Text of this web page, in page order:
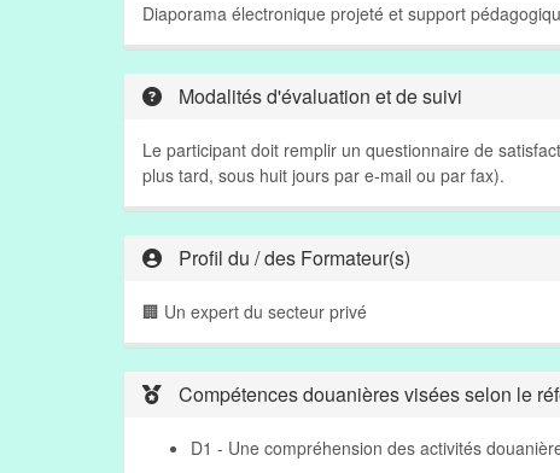
Diaporama électronique projeté et support
Modalités d'évaluation et de suivi
Le participant doit remplir un questionnaire de
plus tard, sous huit jours par e-mail ou par fax).
Profil du / des Formateur(s)
🏢 Un expert du secteur privé
Compétences douanières visées selon le
D1 - Une compréhension des activités